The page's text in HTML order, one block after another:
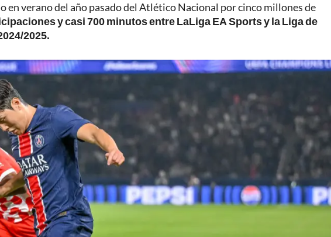
en verano del año pasado del Atlético Nacional por cinco millones de
y casi 700 minutos entre LaLiga EA Sports y la Liga de
2025.